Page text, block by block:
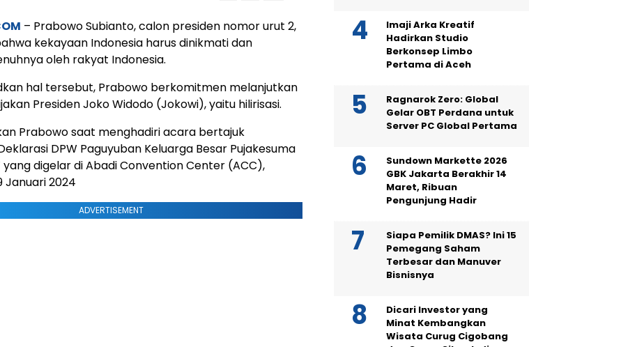
– Prabowo Subianto, calon presiden nomor urut 2,
kekayaan Indonesia harus dinikmati dan
oleh rakyat Indonesia.
hal tersebut, Prabowo berkomitmen melanjutkan
Presiden Joko Widodo (Jokowi), yaitu hilirisasi.
Prabowo saat menghadiri acara bertajuk
DPW Paguyuban Keluarga Besar Pujakesuma
yang digelar di Abadi Convention Center (ACC),
Januari 2024
ADVERTISEMENT
Imaji Arka Kreatif
Hadirkan Studio
Berkonsep Limbo
Pertama di Aceh
Ragnarok Zero: Global
Gelar OBT Perdana untuk
Server PC Global Pertama
Sundown Markette 2026
GBK Jakarta Berakhir 14
Maret, Ribuan
Pengunjung Hadir
Siapa Pemilik DMAS? Ini 15
Pemegang Saham
Terbesar dan Manuver
Bisnisnya
Dicari Investor yang
Minat Kembangkan
Wisata Curug Cigobang